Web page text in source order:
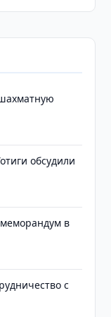
обсудили
в
с